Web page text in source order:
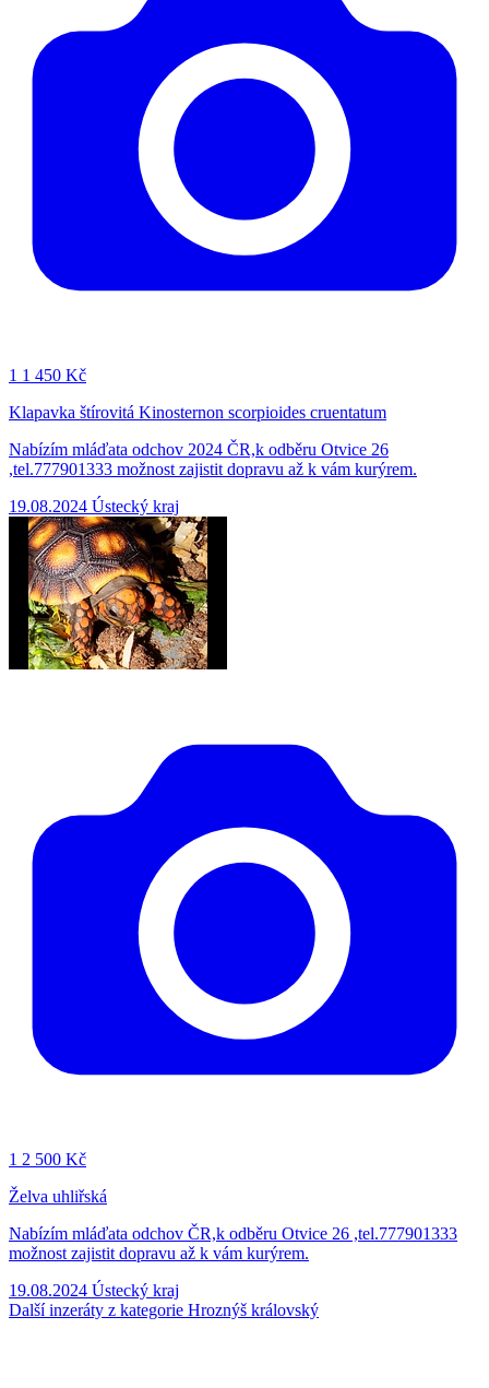
1 1 450 Kč
Klapavka štírovitá Kinosternon scorpioides cruentatum
Nabízím mláďata odchov 2024 ČR,k odběru Otvice 26
,tel.777901333 možnost zajistit dopravu až k vám kurýrem.
19.08.2024 Ústecký kraj
1 2 500 Kč
Želva uhliřská
Nabízím mláďata odchov ČR,k odběru Otvice 26 ,tel.777901333
možnost zajistit dopravu až k vám kurýrem.
19.08.2024 Ústecký kraj
Další inzeráty z kategorie Hroznýš královský